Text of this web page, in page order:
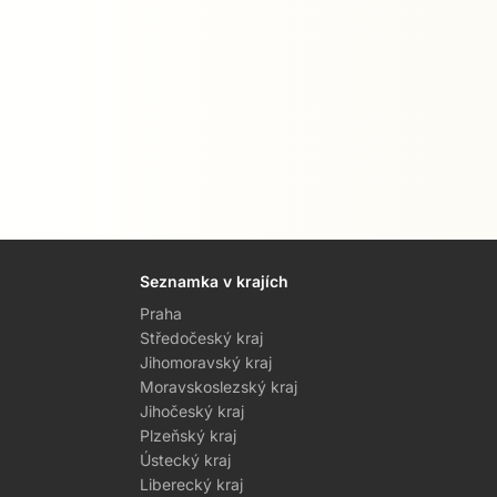
Seznamka v krajích
Praha
Středočeský kraj
Jihomoravský kraj
Moravskoslezský kraj
Jihočeský kraj
Plzeňský kraj
Ústecký kraj
Liberecký kraj